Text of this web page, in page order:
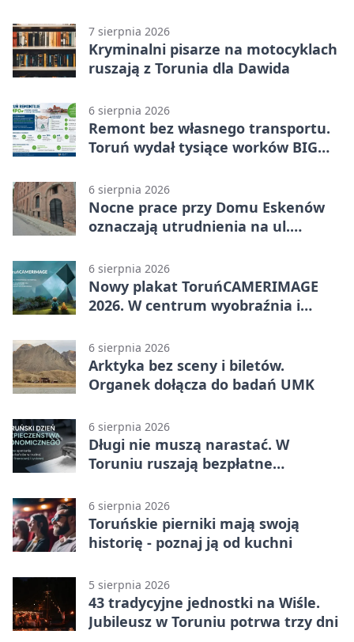
7 sierpnia 2026
Kryminalni pisarze na motocyklach
ruszają z Torunia dla Dawida
6 sierpnia 2026
Remont bez własnego transportu.
Toruń wydał tysiące worków BIG
6 sierpnia 2026
Nocne prace przy Domu Eskenów
oznaczają utrudnienia na ul.
6 sierpnia 2026
Nowy plakat ToruńCAMERIMAGE
2026. W centrum wyobraźnia i
6 sierpnia 2026
Arktyka bez sceny i biletów.
Organek dołącza do badań UMK
6 sierpnia 2026
Długi nie muszą narastać. W
Toruniu ruszają bezpłatne
6 sierpnia 2026
Toruńskie pierniki mają swoją
historię - poznaj ją od kuchni
5 sierpnia 2026
43 tradycyjne jednostki na Wiśle.
Jubileusz w Toruniu potrwa trzy dni